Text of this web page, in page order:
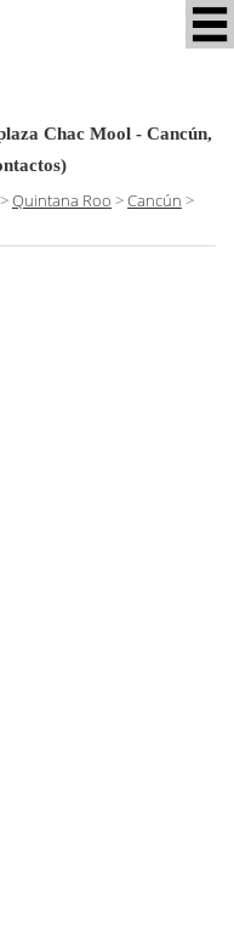
Chac Mool - Cancún,
>Quintana Roo >Cancún >